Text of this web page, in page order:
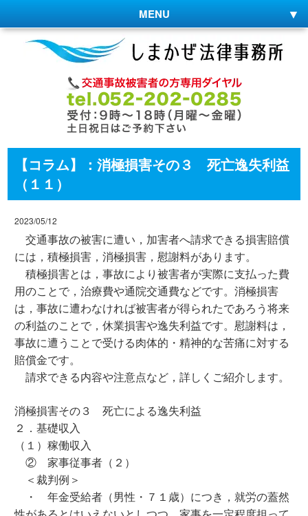
MENU
【コラム】：消極損害その３ 死亡逸失利益
（１１）
2023/05/12
交通事故の被害に遭い，加害者へ請求できる損害賠償
には，積極損害，消極損害，慰謝料があります。
積極損害とは，事故により被害者が実際に支払った費
用のことで，治療費や通院交通費などです。消極損害
は，事故に遭わなければ被害者が得られたであろう将来
の利益のことで，休業損害や逸失利益です。慰謝料は，
事故に遭うことで受ける肉体的・精神的な苦痛に対する
賠償金です。
請求できる内容や注意点など，詳しくご紹介します。
消極損害その３ 死亡による逸失利益
２．基礎収入
（１）稼働収入
② 家事従事者（２）
＜裁判例＞
・ 年金受給者（男性・７１歳）につき，就労の蓋然